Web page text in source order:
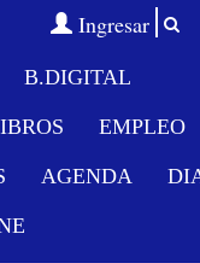
Ingresar
B.DIGITAL
EMPLEO
AGENDA